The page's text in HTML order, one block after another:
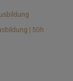
| 50h